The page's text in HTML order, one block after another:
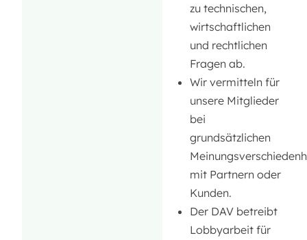
zu technischen,
wirtschaftlichen
und rechtlichen
Fragen ab.
Wir vermitteln für
unsere Mitglieder
bei
grundsätzlichen
mit Partnern oder
Kunden.
Der DAV betreibt
Lobbyarbeit für